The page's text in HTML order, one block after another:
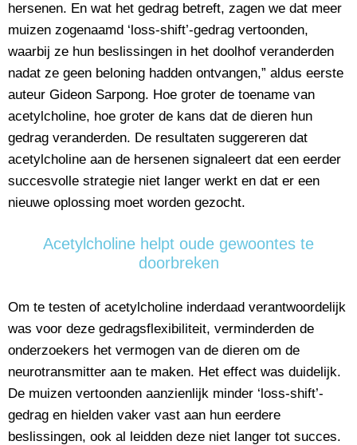
hersenen. En wat het gedrag betreft, zagen we dat meer
muizen zogenaamd ‘loss-shift’-gedrag vertoonden,
waarbij ze hun beslissingen in het doolhof veranderden
nadat ze geen beloning hadden ontvangen,” aldus eerste
auteur Gideon Sarpong. Hoe groter de toename van
acetylcholine, hoe groter de kans dat de dieren hun
gedrag veranderden. De resultaten suggereren dat
acetylcholine aan de hersenen signaleert dat een eerder
succesvolle strategie niet langer werkt en dat er een
nieuwe oplossing moet worden gezocht.
Acetylcholine helpt oude gewoontes te
doorbreken
Om te testen of acetylcholine inderdaad verantwoordelijk
was voor deze gedragsflexibiliteit, verminderden de
onderzoekers het vermogen van de dieren om de
neurotransmitter aan te maken. Het effect was duidelijk.
De muizen vertoonden aanzienlijk minder ‘loss-shift’-
gedrag en hielden vaker vast aan hun eerdere
beslissingen, ook al leidden deze niet langer tot succes.